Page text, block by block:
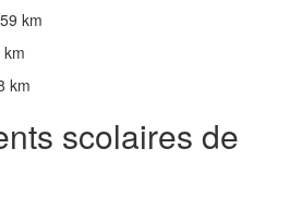
km
km
scolaires de